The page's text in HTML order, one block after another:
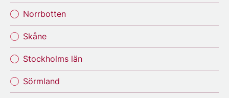
Norrbotten
Skåne
Stockholms län
Sörmland